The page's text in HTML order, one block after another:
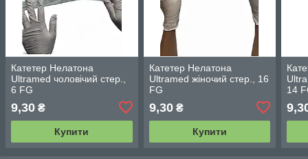
Катетер Нелатона
Ultramed чоловічий стер.,
6 FG
9,30 ₴
Купити
Катетер Нелатона
Ultramed жіночий стер., 16
FG
9,30₴
Купити
14